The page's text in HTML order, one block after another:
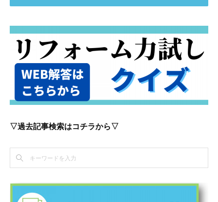
▽過去記事検索はコチラから▽